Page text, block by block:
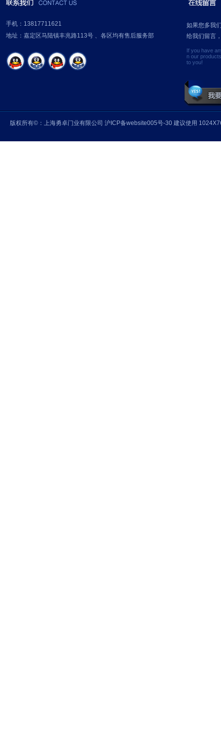
手机：13817711621
地址：嘉定区马陆镇丰兆路113号 、各区均有售后服务部
如果您多我
给我们留言
If you have
n our
to you!
版权所有©：上海勇卓门业有限公司 沪ICP备website005号-30 建议使用